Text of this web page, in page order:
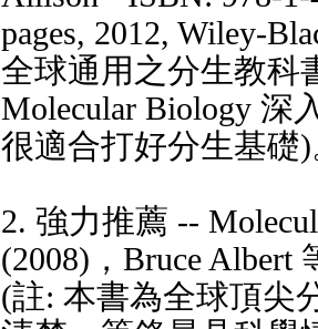
pages, 2012, Wiley-
全球通用之分生教科
Molecular Biology
很適合打好分生基礎
2. 強力推薦 --
(2008)，Bruce
(註: 本書為全球頂尖